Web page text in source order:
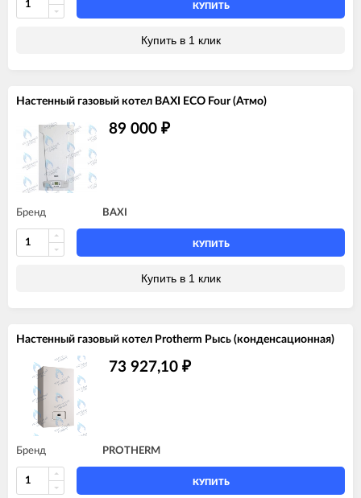
КУПИТЬ
Купить в 1 клик
Настенный газовый котел BAXI ECO Four (Атмо)
89 000 ₽
Бренд BAXI
КУПИТЬ
Купить в 1 клик
Настенный газовый котел Protherm Рысь (конденсационная)
73 927,10 ₽
Бренд PROTHERM
КУПИТЬ